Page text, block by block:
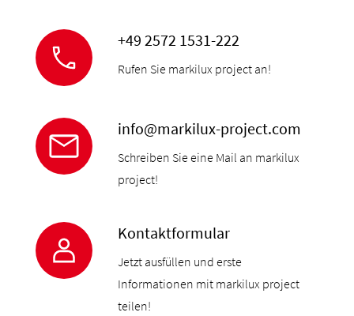
+49 2572 1531-222
Rufen Sie markilux project an!
info@markilux-project.com
Schreiben Sie eine Mail an markilux
project!
Kontaktformular
Jetzt ausfüllen und erste
Informationen mit markilux project
teilen!